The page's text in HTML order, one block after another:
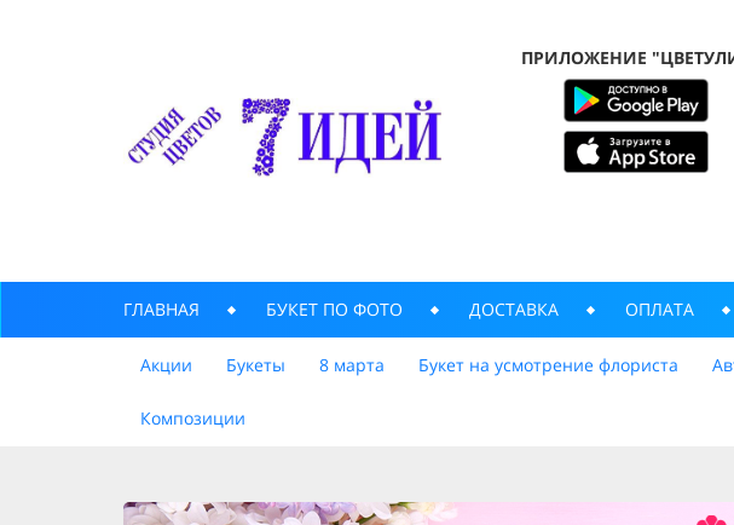
ПРИЛОЖЕНИЕ
ГЛАВНАЯ БУКЕТ ПО ФОТО ДОСТАВКА ОПЛАТА
Акции Букеты 8 марта Букет на усмотрение флориста
Композиции